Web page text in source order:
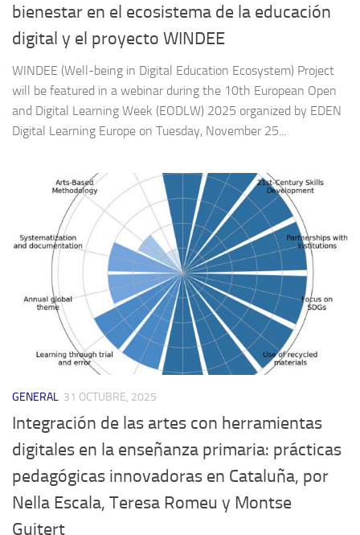
bienestar en el ecosistema de la educación
digital y el proyecto WINDEE
WINDEE (Well-being in Digital Education Ecosystem) Project
will be featured in a webinar during the 10th European Open
and Digital Learning Week (EODLW) 2025 organized by EDEN
Digital Learning Europe on Tuesday, November 25...
GENERAL 31 OCTUBRE, 2025
Integración de las artes con herramientas
digitales en la enseñanza primaria: prácticas
pedagógicas innovadoras en Cataluña, por
Nella Escala, Teresa Romeu y Montse
Guitert